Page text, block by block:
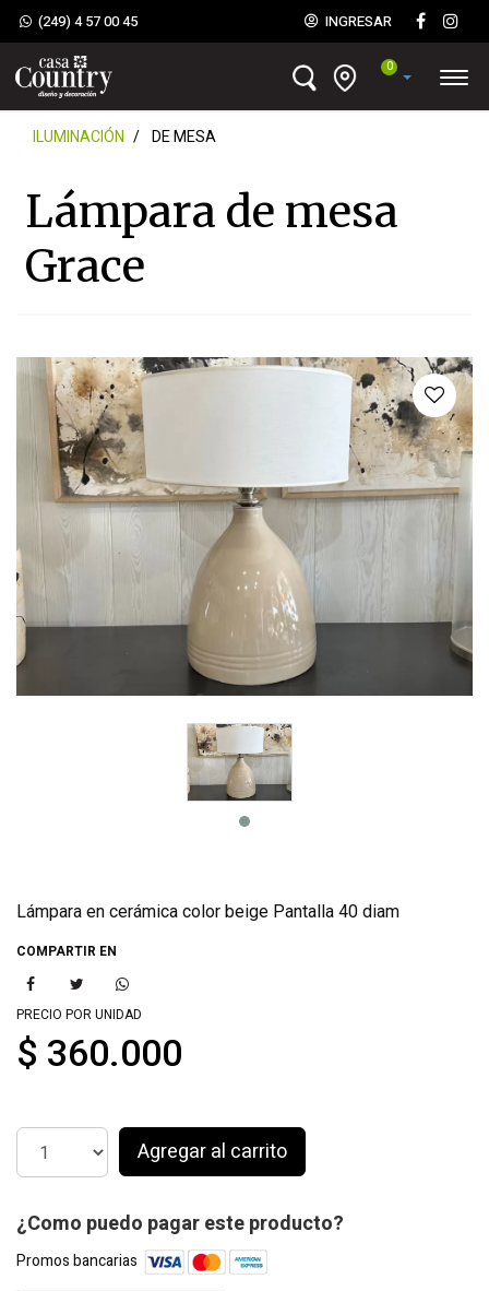
(249) 4 57 00 45 INGRESAR
0
ILUMINACIÓN DE MESA
Lámpara de mesa
Grace
Lámpara en cerámica color beige Pantalla 40 diam
COMPARTIR EN
PRECIO POR UNIDAD
$ 360.000
Agregar al carrito
¿Como puedo pagar este producto?
Promos bancarias